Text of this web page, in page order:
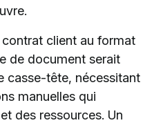
client au format
de document serait
casse-tête, nécessitant
manuelles qui
des ressources. Un